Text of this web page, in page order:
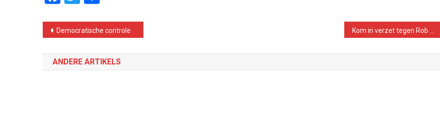
Bericht
navigatie
Democratische controle
ANDERE ARTIKELS